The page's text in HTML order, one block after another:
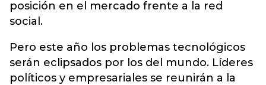
posición en el mercado frente a la red
social.
Pero este año los problemas tecnológicos
serán eclipsados por los del mundo. Líderes
políticos y empresariales se reunirán a la